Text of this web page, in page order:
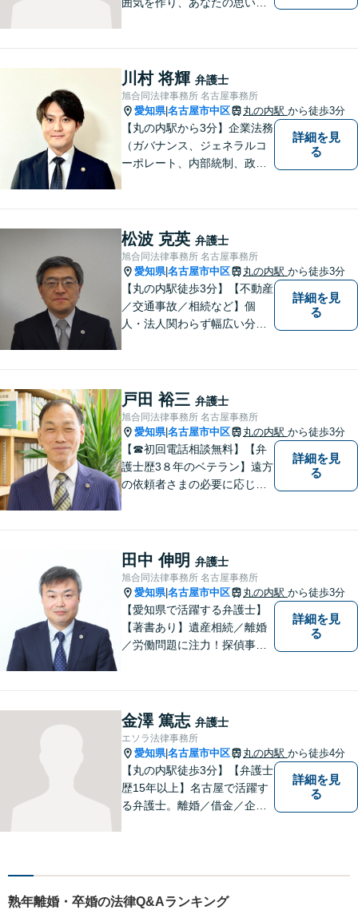
観点を踏まえた解決の見通し
を丁寧に説明し、最適な方法
を見つけていきます。
川村 将輝 弁護士
旭合同法律事務所 名古屋事務所
愛知県|名古屋市中区 丸の内駅 から徒歩3分
【丸の内駅から3分】企業法務
（ガバナンス、ジェネラルコ
ーポレート、内部統制、政策
ど。個人・法人問わず、初め
ての方でもまずはご相談下さ
い。【ビデオ面談・メール相
談対応】
詳細を見
る
松波 克英 弁護士
旭合同法律事務所 名古屋事務所
愛知県|名古屋市中区 丸の内駅 から徒歩3分
【丸の内駅徒歩3分】【不動産
／交通事故／相続など】個
人・法人関わらず幅広い分野
様のお望みの解決に導きま
す。まずはお気軽にご相談く
ださい！【完全個室対応】
詳細を見
る
戸田 裕三 弁護士
旭合同法律事務所 名古屋事務所
愛知県|名古屋市中区 丸の内駅 から徒歩3分
【☎︎初回電話相談無料】【弁
護士歴3８年のベテラン】遠方
の依頼者さまの必要に応じて
っては分割払いにも対応させ
ていただいております【地下
鉄鶴舞線丸の内駅より徒歩５
分】
詳細を見
る
田中 伸明 弁護士
旭合同法律事務所 名古屋事務所
愛知県|名古屋市中区 丸の内駅 から徒歩3分
【愛知県で活躍する弁護士】
【著書あり】遺産相続／離婚
／労働問題に注力！探偵事務
す。お困りごとがあれば、お
気軽にご相談を！【法テラス
可】
詳細を見
る
金澤 篤志 弁護士
エソラ法律事務所
愛知県|名古屋市中区 丸の内駅 から徒歩4分
【丸の内駅徒歩3分】【弁護士
歴15年以上】名古屋で活躍す
る弁護士。離婚／借金／企業
談ください。皆様の明るい未
来のため、日々精進して参り
ます。
詳細を見
る
熟年離婚・卒婚の法律Q&Aランキング